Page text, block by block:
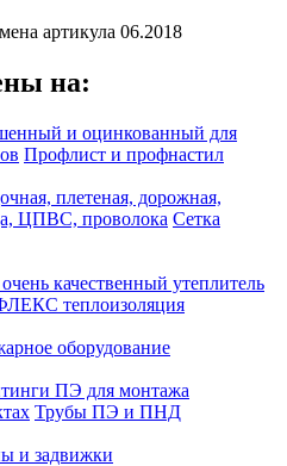
артикула 06.2018
на:
и оцинкованный для
Профлист и профнастил
плетеная, дорожная,
ЦПВС, проволока Сетка
качественный утеплитель
теплоизоляция
оборудование
ПЭ для монтажа
Трубы ПЭ и ПНД
и задвижки